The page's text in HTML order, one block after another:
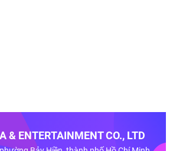
& ENTERTAINMENT CO., LTD